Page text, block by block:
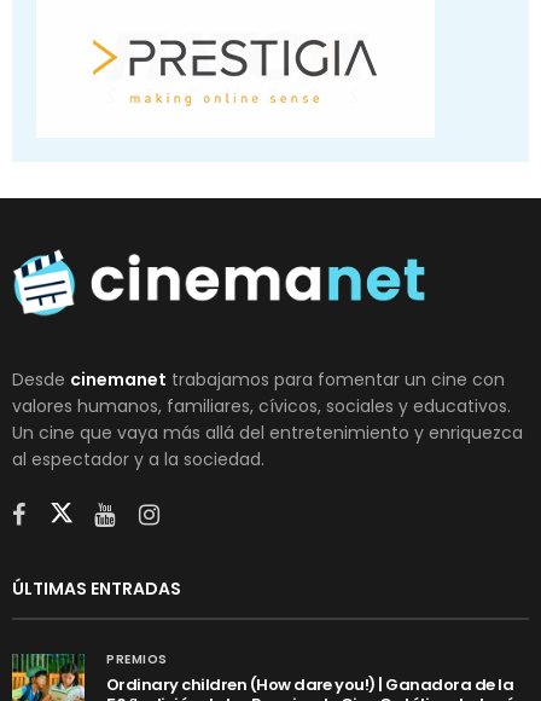
Desde cinemanet trabajamos para fomentar un cine con
valores humanos, familiares, cívicos, sociales y educativos.
Un cine que vaya más allá del entretenimiento y enriquezca
al espectador y a la sociedad.
ÚLTIMAS ENTRADAS
PREMIOS
Ordinary children (How dare you!) | Ganadora de la